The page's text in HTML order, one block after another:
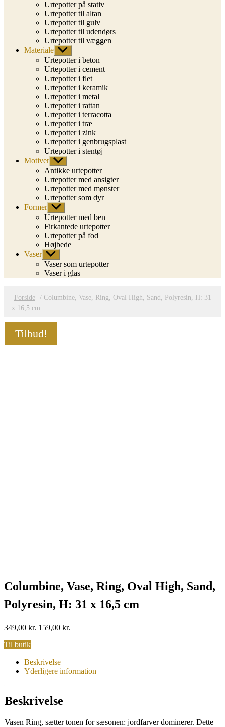
Urtepotter på stativ
Urtepotter til altan
Urtepotter til gulv
Urtepotter til udendørs
Urtepotter til væggen
Materiale Vis
undermenu
Urtepotter i beton
Urtepotter i cement
Urtepotter i flet
Urtepotter i keramik
Urtepotter i metal
Urtepotter i rattan
Urtepotter i terracotta
Urtepotter i træ
Urtepotter i zink
Urtepotter i genbrugsplast
Urtepotter i stentøj
Motiver Vis
undermenu
Antikke urtepotter
Urtepotter med ansigter
Urtepotter med mønster
Urtepotter som dyr
Former Vis
undermenu
Urtepotter med ben
Firkantede urtepotter
Urtepotter på fod
Højbede
Vaser Vis
undermenu
Vaser som urtepotter
Vaser i glas
Forside / Columbine, Vase, Ring, Oval High, Sand, Polyresin, H: 31
x 16,5 cm
Tilbud!
Columbine, Vase, Ring, Oval High, Sand,
Polyresin, H: 31 x 16,5 cm
349,00kr. Original
159,00 kr.
Til butik
Beskrivelse
Yderligere information
Beskrivelse
Vasen Ring, sætter tonen for sæsonen: jordfarver dominerer. Dette